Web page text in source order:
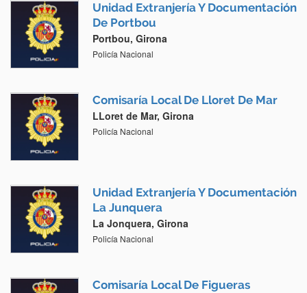
Unidad Extranjería Y Documentación
De Portbou
Portbou, Girona
Policía Nacional
Comisaría Local De Lloret De Mar
LLoret de Mar, Girona
Policía Nacional
Unidad Extranjería Y Documentación
La Junquera
La Jonquera, Girona
Policía Nacional
Comisaría Local De Figueras